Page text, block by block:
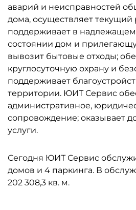
аварий и неисправностей
дома, осуществляет текущий
поддерживает в
состоянии дом и
вывозит бытовые отходы;
круглосуточную охрану и
поддерживает
территории. ЮИТ Сервис
административное,
сопровождение; оказывает
услуги.
Сегодня ЮИТ Сервис
домов и 4 паркинга. В
202 308,3 кв. м.